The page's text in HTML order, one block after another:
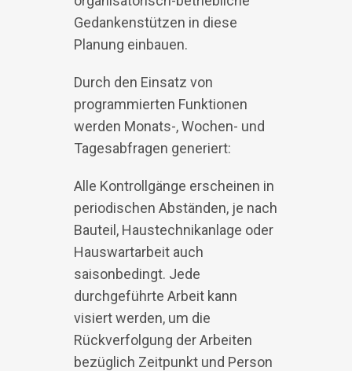
Gedankenstützen in diese
Planung einbauen.
Durch den Einsatz von
programmierten Funktionen
werden Monats-, Wochen- und
Tagesabfragen generiert:
Alle Kontrollgänge erscheinen in
periodischen Abständen, je nach
Bauteil, Haustechnikanlage oder
Hauswartarbeit auch
saisonbedingt. Jede
durchgeführte Arbeit kann
visiert werden, um die
Rückverfolgung der Arbeiten
bezüglich Zeitpunkt und Person